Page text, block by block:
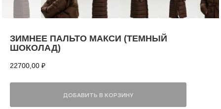
ЗИМНЕЕ ПАЛЬТО МАКСИ (ТЕМНЫЙ
ШОКОЛАД)
22700,00 ₽
ДОБАВИТЬ В КОРЗИНУ